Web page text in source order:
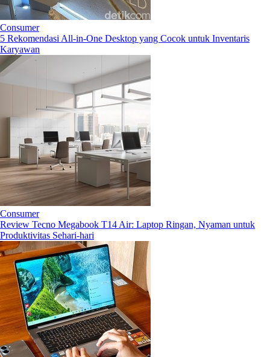
Consumer
5 Rekomendasi All-in-One Desktop yang Cocok untuk Inventaris
Karyawan
Consumer
Review Tecno Megabook T14 Air: Laptop Ringan, Nyaman untuk
Produktivitas Sehari-hari